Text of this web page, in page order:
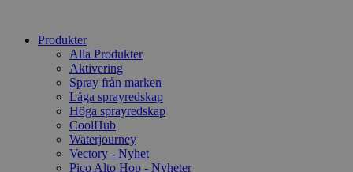
Produkter
Alla Produkter
Aktivering
Spray från marken
Låga sprayredskap
Höga sprayredskap
CoolHub
Waterjourney
Vectory - Nyhet
Pico Alto Hop - Nyheter